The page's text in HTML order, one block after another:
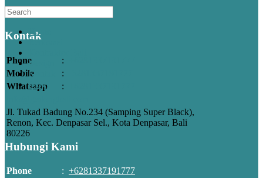
Home
Renovasi
Design
Kontak
Blog
Search
Kontak
Phone :
Mobile
:
Whatsapp
:
Jl. Tukad Badung No.234 (Samping Super Black),
Renon, Kec. Denpasar Sel., Kota Denpasar, Bali
80226
Hubungi Kami
Phone : +6281337191777